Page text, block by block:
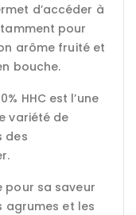
d’accéder à
pour
arôme fruité et
bouche.
HHC est l’une
variété de
des
pour sa saveur
agrumes et les